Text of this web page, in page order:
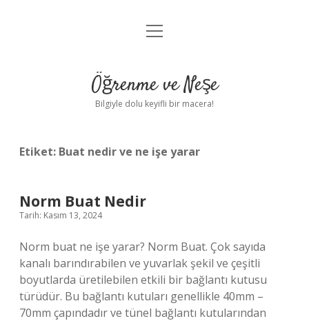
Anasayfa
Yasal Uyarı
menüyü
Öğrenme ve Neşe
Bilgiyle dolu keyifli bir macera!
Etiket: Buat nedir ve ne işe yarar
Norm Buat Nedir
Tarih: Kasım 13, 2024
Norm buat ne işe yarar? Norm Buat. Çok sayıda
kanalı barındırabilen ve yuvarlak şekil ve çeşitli
boyutlarda üretilebilen etkili bir bağlantı kutusu
türüdür. Bu bağlantı kutuları genellikle 40mm –
70mm çapındadır ve tünel bağlantı kutularından